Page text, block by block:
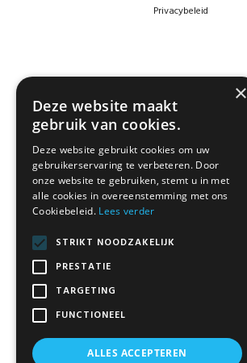
Privacybeleid
NEWSLETTER
Blijf op de hoogte
JA, HOU ME OP DE HOOGTE
×
Deze website maakt
gebruik van cookies.
Deze website gebruikt cookies om uw
gebruikerservaring te verbeteren. Door
onze website te gebruiken, stemt u in met
alle cookies in overeenstemming met ons
Cookiebeleid. Lees verder
STRIKT NOODZAKELIJK
PRESTATIE
TARGETING
FUNCTIONEEL
ALLES ACCEPTEREN